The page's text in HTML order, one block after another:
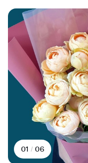
01 / 06